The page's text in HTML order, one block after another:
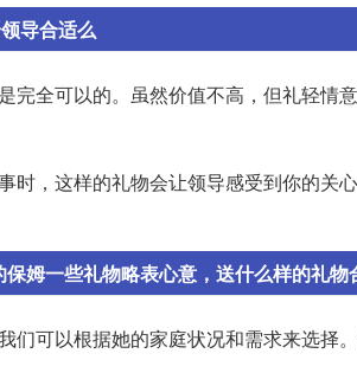
导合适么
完全可以的。虽然价值不高，但礼轻情
时，这样的礼物会让领导感受到你的关
姆一些礼物略表心意，送什么样的礼物
们可以根据她的家庭状况和需求来选择